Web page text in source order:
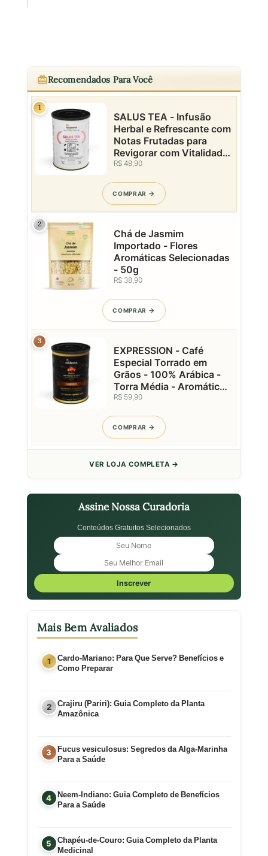
Recomendados Para Você
1
SALUS TEA - Infusão
Herbal e Refrescante com
Notas Frutadas para
Revigorar com Vitalidade
Natural - Lata - 50g
R$ 48,90
COMPRAR
2
Chá de Jasmim
Importado - Flores
Aromáticas Selecionadas
- 50g
R$ 38,90
COMPRAR
3
EXPRESSION - Café
Especial Torrado em
Grãos - 100% Arábica -
Torra Média - Aromático
e Marcante - Caparaó
Natublend - 100g
R$ 59,90
COMPRAR
VER LOJA COMPLETA →
Assine Nossa Curadoria
Conteúdos Gratuitos Selecionados
Inscrever
Mais Bem Avaliados
Cardo-Mariano: Para Que Serve? Benefícios e
Como Preparar
Crajiru (Pariri): Guia Completo da Planta
Amazônica
Fucus vesiculosus: Segredos da Alga-Marinha
Para a Saúde
Neem-Indiano: Guia Completo de Benefícios
Para a Saúde
Chapéu-de-Couro: Guia Completo da Planta
Medicinal